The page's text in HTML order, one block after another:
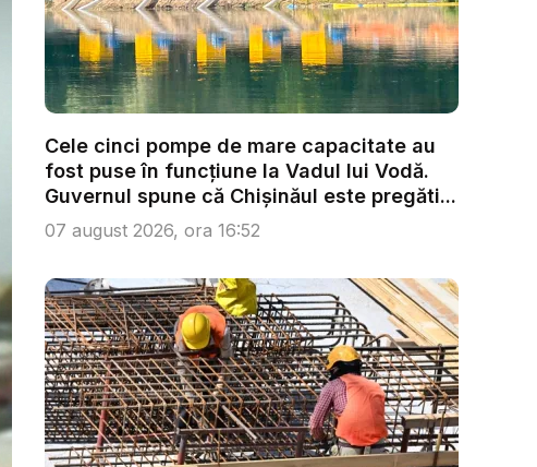
Cele cinci pompe de mare capacitate au
fost puse în funcțiune la Vadul lui Vodă.
Guvernul spune că Chișinăul este pregăti...
07 august 2026, ora 16:52